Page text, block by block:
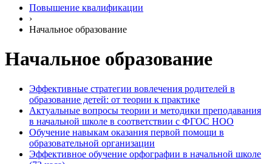
Повышение квалификации
›
Начальное образование
Начальное образование
Эффективные стратегии вовлечения родителей в
образование детей: от теории к практике
Актуальные вопросы теории и методики преподавания
в начальной школе в соответствии с ФГОС НОО
Обучение навыкам оказания первой помощи в
образовательной организации
Эффективное обучение орфографии в начальной школе